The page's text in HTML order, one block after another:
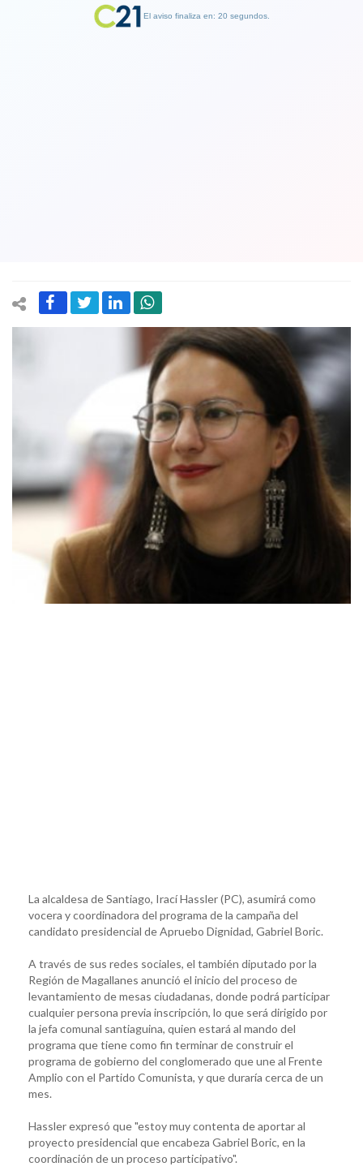
La alcaldesa de Santiago, Irací Hassler (PC), asumirá como
vocera y coordinadora del programa de la campaña del
candidato presidencial de Apruebo Dignidad, Gabriel Boric.
A través de sus redes sociales, el también diputado por la
Región de Magallanes anunció el inicio del proceso de
levantamiento de mesas ciudadanas, donde podrá participar
cualquier persona previa inscripción, lo que será dirigido por
la jefa comunal santiaguina, quien estará al mando del
programa que tiene como fin terminar de construir el
programa de gobierno del conglomerado que une al Frente
Amplio con el Partido Comunista, y que duraría cerca de un
mes.
Hassler expresó que "estoy muy contenta de aportar al
proyecto presidencial que encabeza Gabriel Boric, en la
coordinación de un proceso participativo".
El aviso finaliza en: 19 segundos.